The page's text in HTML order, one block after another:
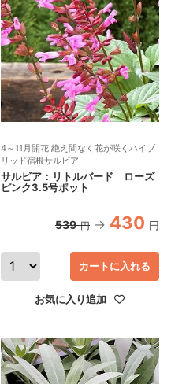
4～11月開花 絶え間なく花が咲くハイブ
リッド宿根サルビア
サルビア：リトルバード ローズ
ピンク3.5号ポット
539 円 430 円
カートに入れる
お気に入り追加